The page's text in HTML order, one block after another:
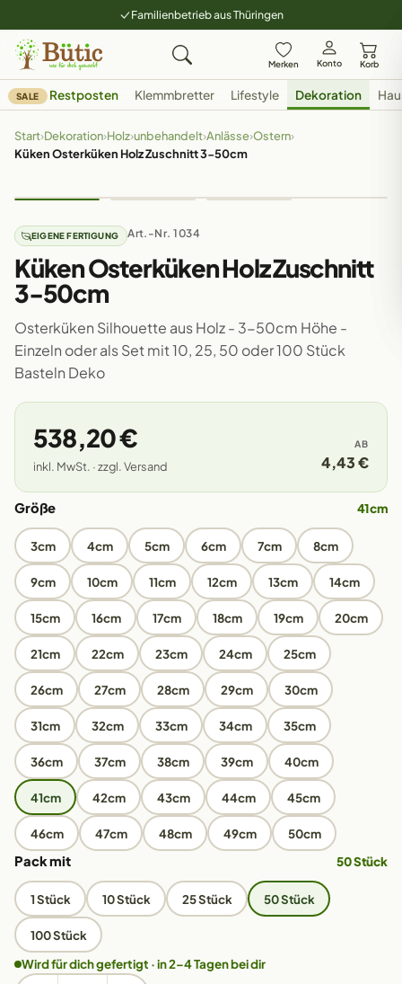
Familienbetrieb aus Thüringen
Merken Konto Korb
SALE Restposten Klemmbretter Lifestyle Dekoration
Start›Dekoration›Holz›unbehandelt›Anlässe›Ostern›
Küken Osterküken Holz Zuschnitt 3-50cm
EIGENE FERTIGUNG Art.-Nr. 1034
Küken Osterküken Holz Zuschnitt
3-50cm
Osterküken Silhouette aus Holz - 3-50cm Höhe -
Einzeln oder als Set mit 10, 25, 50 oder 100 Stück
Basteln Deko
538,20 €
inkl. MwSt. · zzgl. Versand
AB
4,43 €
Größe 41cm
3cm 4cm 5cm 6cm 7cm 8cm
9cm 10cm 11cm 12cm 13cm 14cm
15cm 16cm 17cm 18cm 19cm 20cm
21cm 22cm 23cm 24cm 25cm
26cm 27cm 28cm 29cm 30cm
31cm 32cm 33cm 34cm 35cm
36cm 37cm 38cm 39cm 40cm
41cm 42cm 43cm 44cm 45cm
46cm 47cm 48cm 49cm 50cm
Pack mit 50 Stück
1 Stück 10 Stück 25 Stück 50 Stück
100 Stück
Wird für dich gefertigt · in 2–4 Tagen bei dir